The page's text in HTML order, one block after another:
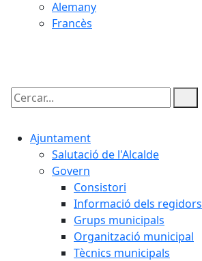
Alemany
Francès
Cercar:
Ajuntament
Salutació de l'Alcalde
Govern
Consistori
Informació dels regidors
Grups municipals
Organització municipal
Tècnics municipals